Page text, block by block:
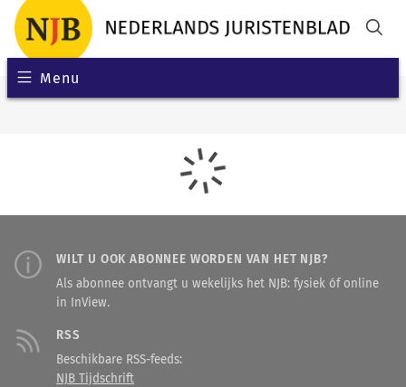
Menu
WILT U OOK ABONNEE WORDEN VAN HET NJB?
Als abonnee ontvangt u wekelijks het NJB: fysiek óf online
in InView.
RSS
Beschikbare RSS-feeds:
NJB Tijdschrift